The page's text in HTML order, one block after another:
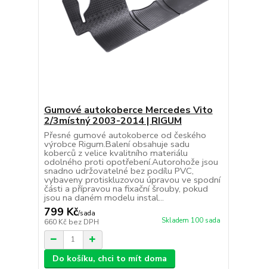
Gumové autokoberce Mercedes Vito
2/3místný 2003-2014 | RIGUM
Přesné gumové autokoberce od českého
výrobce Rigum.Balení obsahuje sadu
koberců z velice kvalitního materiálu
odolného proti opotřebení.Autorohože jsou
snadno udržovatelné bez podílu PVC,
vybaveny protiskluzovou úpravou ve spodní
části a přípravou na fixační šrouby, pokud
jsou na daném modelu instal...
799 Kč/sada
660 Kč bez DPH Skladem 100 sada
Do košíku, chci to mít doma